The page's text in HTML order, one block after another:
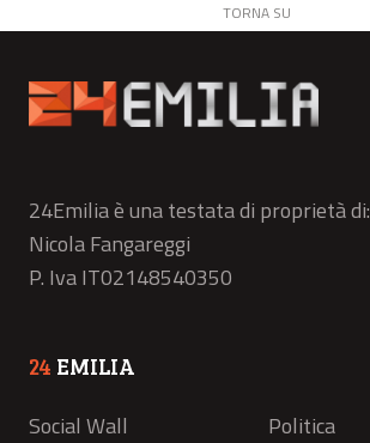
TORNA SU
24Emilia è una testata di proprietà di:
Nicola Fangareggi
P. Iva IT02148540350
24 EMILIA
Social Wall
Politica